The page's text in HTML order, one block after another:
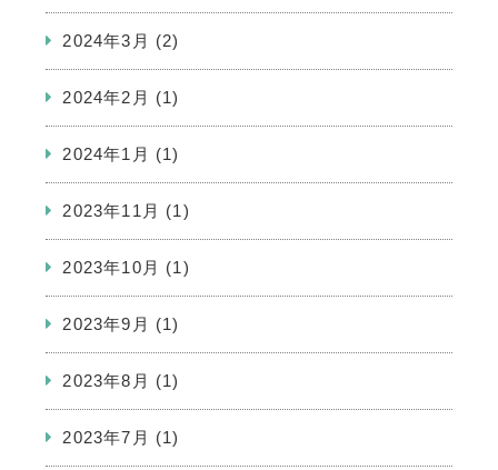
2024年3月 (2)
2024年2月 (1)
2024年1月 (1)
2023年11月 (1)
2023年10月 (1)
2023年9月 (1)
2023年8月 (1)
2023年7月 (1)